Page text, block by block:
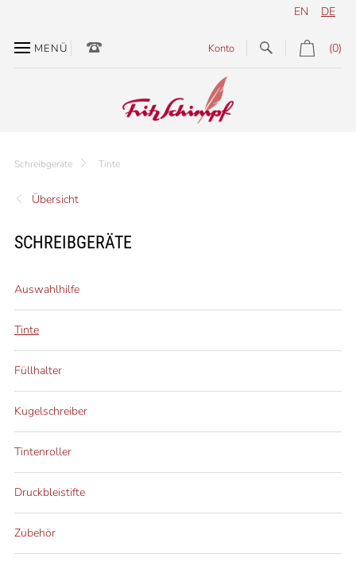
DE
EN
MENÜ (0)
Konto
Übersicht
Schreibgeräte Tinte
SCHREIBGERÄTE
Auswahlhilfe
Tinte
Füllhalter
Kugelschreiber
Tintenroller
Druckbleistifte
Zubehör